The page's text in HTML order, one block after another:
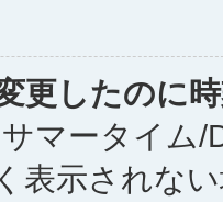
更したのに
マータイム
表示されな